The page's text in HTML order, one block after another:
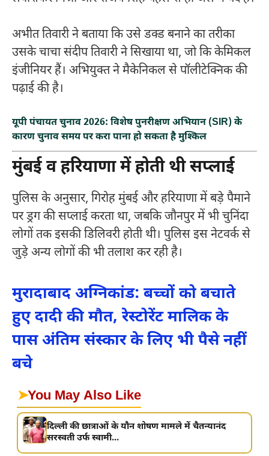
अभीत तिवारी ने बताया कि उसे डक्ड बनाने का तरीका
उसके चाचा संदीप तिवारी ने सिखाया था, जो कि केमिकल
इंजीनियर हैं। अभियुक्त ने मैकेनिकल से पॉलीटेक्निक की
पढ़ाई की है।
यूपी पंचायत चुनाव 2026: विशेष पुनरीक्षण अभियान (SIR) के
कारण चुनाव समय पर करा पाना हो सकता है मुश्किल
मुंबई व हरियाणा में होती थी सप्लाई
पुलिस के अनुसार, गिरोह मुंबई और हरियाणा में बड़े पैमाने
पर ड्रग की सप्लाई करता था, जबकि जौनपुर में भी चुनिंदा
लोगों तक इसकी डिलिवरी होती थी। पुलिस इस नेटवर्क से
जुड़े अन्य लोगों की भी तलाश कर रही है।
मुरादाबाद अग्निकांड: बच्चों को बचाते
हुए दादी की मौत, रेस्टोरेंट मालिक के
पास अंतिम संस्कार के लिए भी पैसे नहीं
बचे
➤You May Also Like
दिल्ली की छात्राओं के यौन शोषण मामले में चैतन्यानंद
सरस्वती उर्फ स्वामी...